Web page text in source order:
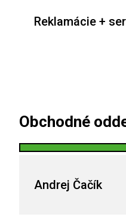
Reklamácie +
Obchodné
Andrej Čačík